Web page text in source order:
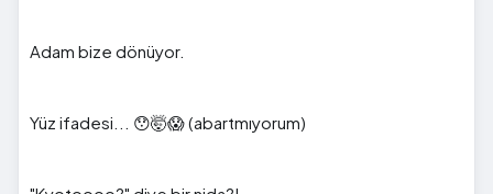
Adam bize dönüyor.
Yüz ifadesi... 😯🤯😱 (abartmıyorum)